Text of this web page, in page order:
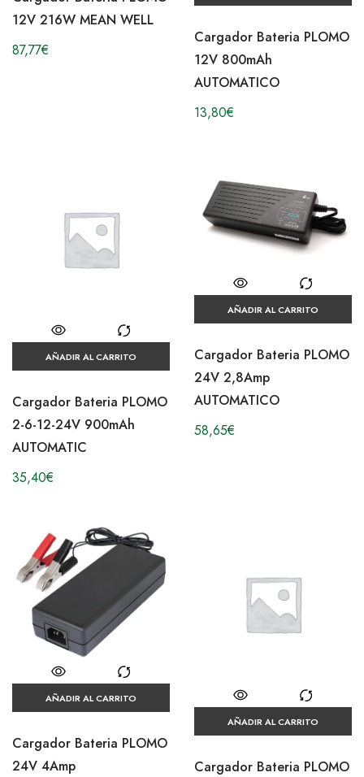
12V 216W MEAN WELL
87,77€
Cargador Bateria PLOMO
12V 800mAh
AUTOMATICO
13,80€
AÑADIR AL CARRITO
Cargador Bateria PLOMO
2-6-12-24V 900mAh
AUTOMATIC
35,40€
AÑADIR AL CARRITO
Cargador Bateria PLOMO
24V 2,8Amp
AUTOMATICO
58,65€
AÑADIR AL CARRITO
Cargador Bateria PLOMO
24V 4Amp
AÑADIR AL CARRITO
Cargador Bateria PLOMO